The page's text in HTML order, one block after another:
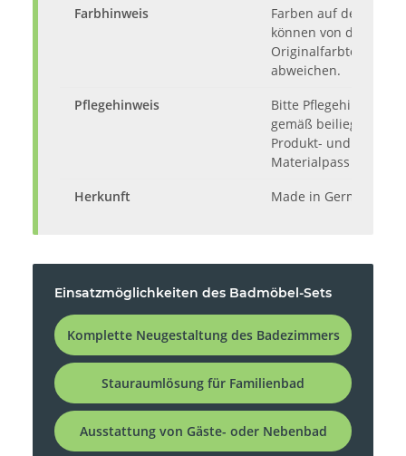
Farbhinweis
Farben auf dem
können von den
Originalfarbtönen
abweichen.
Pflegehinweis
Bitte Pflegehinweise
gemäß beiliegendem
Produkt- und
Materialpass
Herkunft
Made in Germany
Einsatzmöglichkeiten des Badmöbel-Sets
Komplette Neugestaltung des Badezimmers
Stauraumlösung für Familienbad
Ausstattung von Gäste- oder Nebenbad